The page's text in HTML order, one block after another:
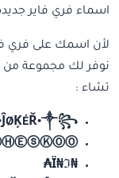
اسماء فري فاير
لأن اسمك على فري
نوفر لك مجموعة من
تشاء :
₦Ї₦ℑ₳